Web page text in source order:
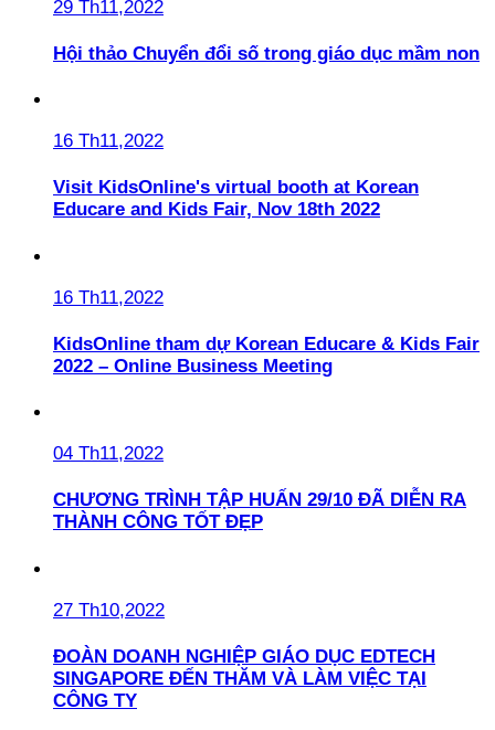
29 Th11,2022
Hội thảo Chuyển đổi số trong giáo dục mầm non
16 Th11,2022
Visit KidsOnline's virtual booth at Korean
Educare and Kids Fair, Nov 18th 2022
16 Th11,2022
KidsOnline tham dự Korean Educare & Kids Fair
2022 – Online Business Meeting
04 Th11,2022
CHƯƠNG TRÌNH TẬP HUẤN 29/10 ĐÃ DIỄN RA
THÀNH CÔNG TỐT ĐẸP
27 Th10,2022
ĐOÀN DOANH NGHIỆP GIÁO DỤC EDTECH
SINGAPORE ĐẾN THĂM VÀ LÀM VIỆC TẠI
CÔNG TY